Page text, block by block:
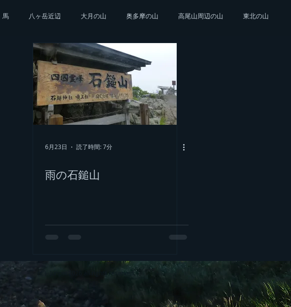
馬 八ヶ岳近辺 大月の山 奥多摩の山 高尾山周辺の山 東北の山
中央アルプスの山 栃木の山 富士山近辺
静岡方面の山 四国の山
6月23日 読了時間: 7分
雨の石鎚山
（C）Junpei 2026 all rights reserved.